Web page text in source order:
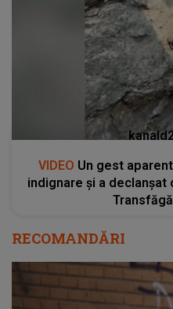
VIDEO Un gest
indignare și a declanșat
RECOMANDĂRI